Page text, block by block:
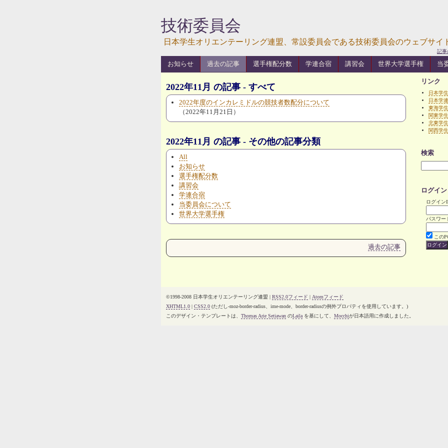
技術委員会
日本学生オリエンテーリング連盟、常設委員会である技術委員会のウェブサイ
記事
お知らせ 過去の記事 選手権配分数 学連合宿 講習会 世界大学選手権 当
2022年11月 の記事 - すべて
2022年度のインカレミドルの競技者数配分について
（2022年11月21日）
2022年11月 の記事 - その他の記事分類
All
お知らせ
選手権配分数
講習会
学連合宿
当委員会について
世界大学選手権
過去の記事
リンク
日本学
日本学
東海学
関東学
北東学
関西学
検索
ログイン
ログイン
パスワー
この
©1998-2008 日本学生オリエンテーリング連盟 | RSS2.0フィード | Atomフィード
XHTML1.0 | CSS2.0 (ただし-moz-border-radius、ime-mode、border-radiusの例外プロパティを使用しています。)
このデザイン・テンプレートは、 Thomas Arie Setiawan のLaila を基にして、 Mocchiが日本語用に作成しました。